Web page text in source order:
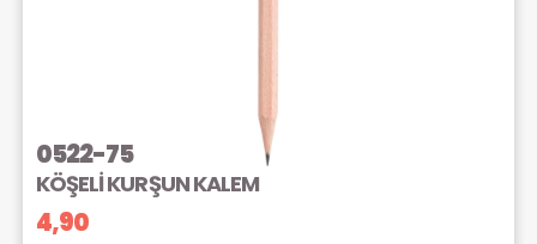
0522-75
KÖŞELİ KURŞUN KALEM
4,90